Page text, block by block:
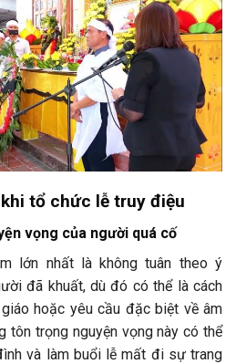
tổ chức lễ truy điệu
vọng của người quá cố
lớn nhất là không tuân theo ý
đã khuất, dù đó có thể là cách
hoặc yêu cầu đặc biệt về âm
tôn trọng nguyện vọng này có thể
và làm buổi lễ mất đi sự trang